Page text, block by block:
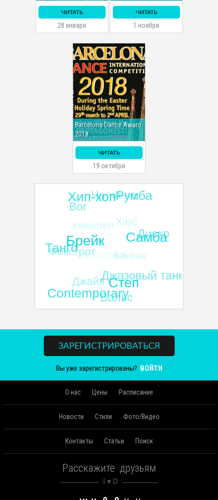
ЧИТАТЬ
28 января
ЧИТАТЬ
1 ноября
Barcelona Dance Award
2018
ЧИТАТЬ
19 октября
ЗАРЕГИСТРИРОВАТЬСЯ
Вы уже зарегистрированы? ВОЙТИ
О нас Цены Расписание
Новости Стили Фото/Видео
Контакты Статьи Поиск
Расскажите друзьям